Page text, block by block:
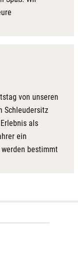
von unseren
Schleudersitz
als
ein
bestimmt